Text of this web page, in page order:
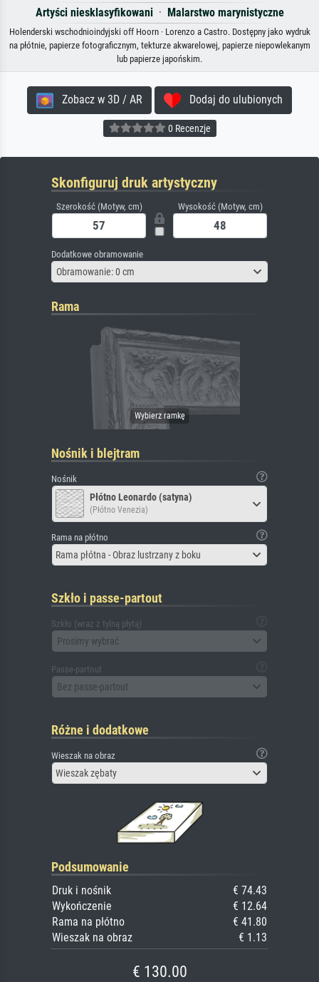
Artyści niesklasyfikowani· Malarstwo marynistyczne
Holenderski wschodnioindyjski off Hoorn · Lorenzo a Castro. Dostępny jako wydruk
na płótnie, papierze fotograficznym, tekturze akwarelowej, papierze niepowlekanym
lub papierze japońskim.
Zobacz w 3D / AR Dodaj do ulubionych
0 Recenzje
Skonfiguruj druk artystyczny
Szerokość (Motyw, cm) Wysokość (Motyw, cm)
Dodatkowe obramowanie
Obramowanie: 0 cm
Rama
Nośnik i blejtram
Nośnik
Płótno Leonardo (satyna)
(Płótno Venezia)
Rama na płótno
Rama płótna - Obraz lustrzany z boku
Szkło i passe-partout
Szkło (wraz z tylną płytą)
Prosimy wybrać
Passe-partout
Bez passe-partout
Różne i dodatkowe
Wieszak na obraz
Wieszak zębaty
Podsumowanie
Druk i nośnik
€ 74.43
Wykończenie
€ 12.64
Rama na płótno
€ 41.80
Wieszak na obraz
€ 1.13
€ 130.00